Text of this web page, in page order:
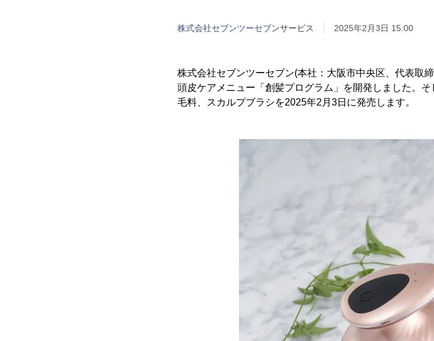
株式会社セブンツーセブンサービス 2025年2月3日 15:00
株式会社セブンツーセブン(本社：大阪市中央区、代表取
頭皮ケアメニュー「創髪プログラム」を開発しました。
毛料、スカルプブラシを2025年2月3日に発売します。